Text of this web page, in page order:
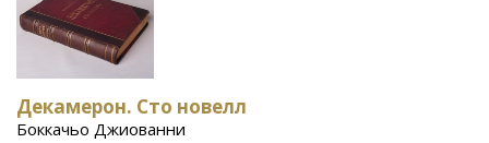
Декамерон. Сто новелл
Боккачьо Джиованни